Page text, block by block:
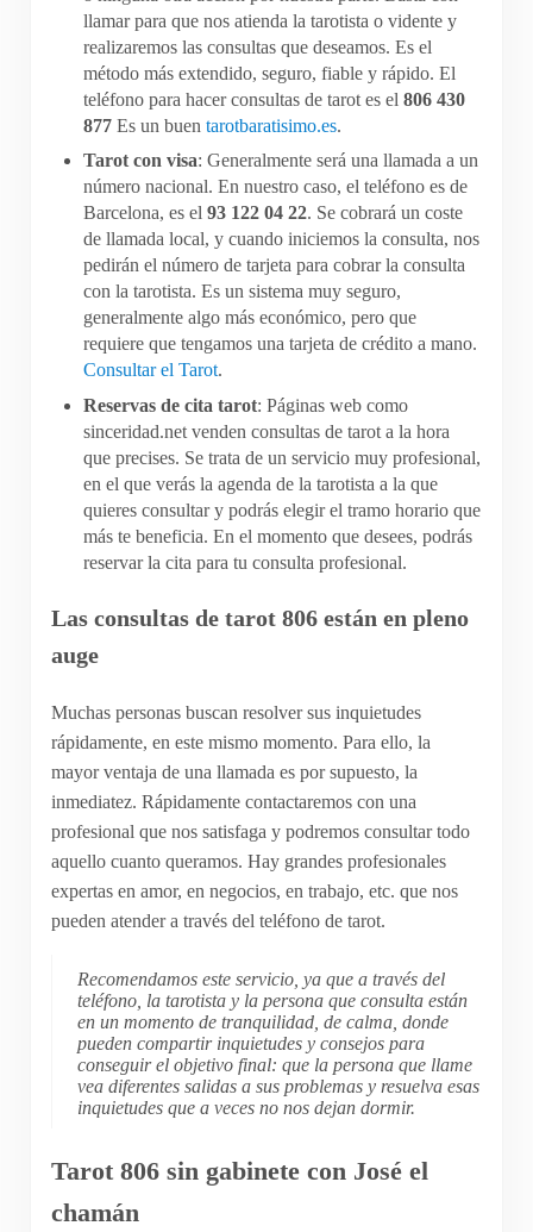
llamar para que nos atienda la tarotista o vidente y
realizaremos las consultas que deseamos. Es el
método más extendido, seguro, fiable y rápido. El
teléfono para hacer consultas de tarot es el806 430
877 Es un buentarotbaratisimo.es.
Tarot con visa: Generalmente será una llamada a un
número nacional. En nuestro caso, el teléfono es de
Barcelona, es el93 122 04 22. Se cobrará un coste
de llamada local, y cuando iniciemos la consulta, nos
pedirán el número de tarjeta para cobrar la consulta
con la tarotista. Es un sistema muy seguro,
generalmente algo más económico, pero que
requiere que tengamos una tarjeta de crédito a mano.
Consultar el Tarot.
Reservas de cita tarot: Páginas web como
sinceridad.net venden consultas de tarot a la hora
que precises. Se trata de un servicio muy profesional,
en el que verás la agenda de la tarotista a la que
quieres consultar y podrás elegir el tramo horario que
más te beneficia. En el momento que desees, podrás
reservar la cita para tu consulta profesional.
Las consultas de tarot 806 están en pleno
auge
Muchas personas buscan resolver sus inquietudes
rápidamente, en este mismo momento. Para ello, la
mayor ventaja de una llamada es por supuesto, la
inmediatez. Rápidamente contactaremos con una
profesional que nos satisfaga y podremos consultar todo
aquello cuanto queramos. Hay grandes profesionales
expertas en amor, en negocios, en trabajo, etc. que nos
pueden atender a través del teléfono de tarot.
Recomendamos este servicio, ya que a través del
teléfono, la tarotista y la persona que consulta están
en un momento de tranquilidad, de calma, donde
pueden compartir inquietudes y consejos para
conseguir el objetivo final: que la persona que llame
vea diferentes salidas a sus problemas y resuelva esas
inquietudes que a veces no nos dejan dormir.
Tarot 806 sin gabinete con José el
chamán